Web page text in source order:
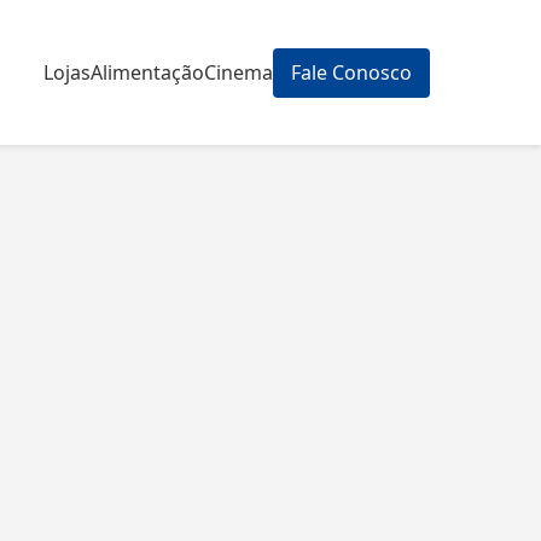
LojasAlimentaçãoCinema Fale Conosco